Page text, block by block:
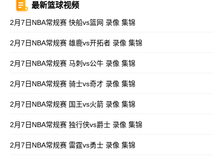
最新篮球视频
2月7日NBA常规赛 快船vs篮网 录像 集锦
2月7日NBA常规赛 雄鹿vs开拓者 录像 集锦
2月7日NBA常规赛 马刺vs公牛 录像 集锦
2月7日NBA常规赛 骑士vs奇才 录像 集锦
2月7日NBA常规赛 国王vs火箭 录像 集锦
2月7日NBA常规赛 独行侠vs爵士 录像 集锦
2月7日NBA常规赛 雷霆vs勇士 录像 集锦